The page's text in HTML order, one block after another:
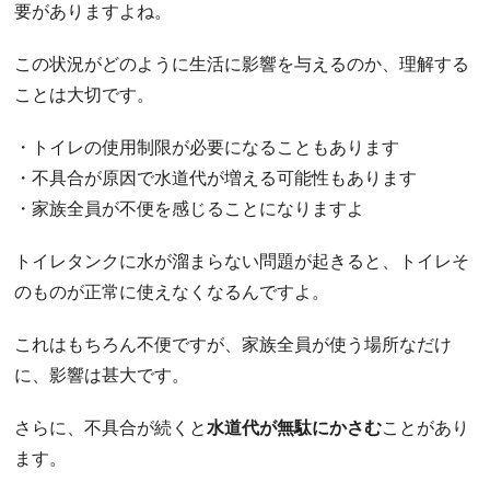
要がありますよね。
この状況がどのように生活に影響を与えるのか、理解する
ことは大切です。
・トイレの使用制限が必要になることもあります
・不具合が原因で水道代が増える可能性もあります
・家族全員が不便を感じることになりますよ
トイレタンクに水が溜まらない問題が起きると、トイレそ
のものが正常に使えなくなるんですよ。
これはもちろん不便ですが、家族全員が使う場所なだけ
に、影響は甚大です。
さらに、不具合が続くと 水道代が無駄にかさむことがあり
ます。